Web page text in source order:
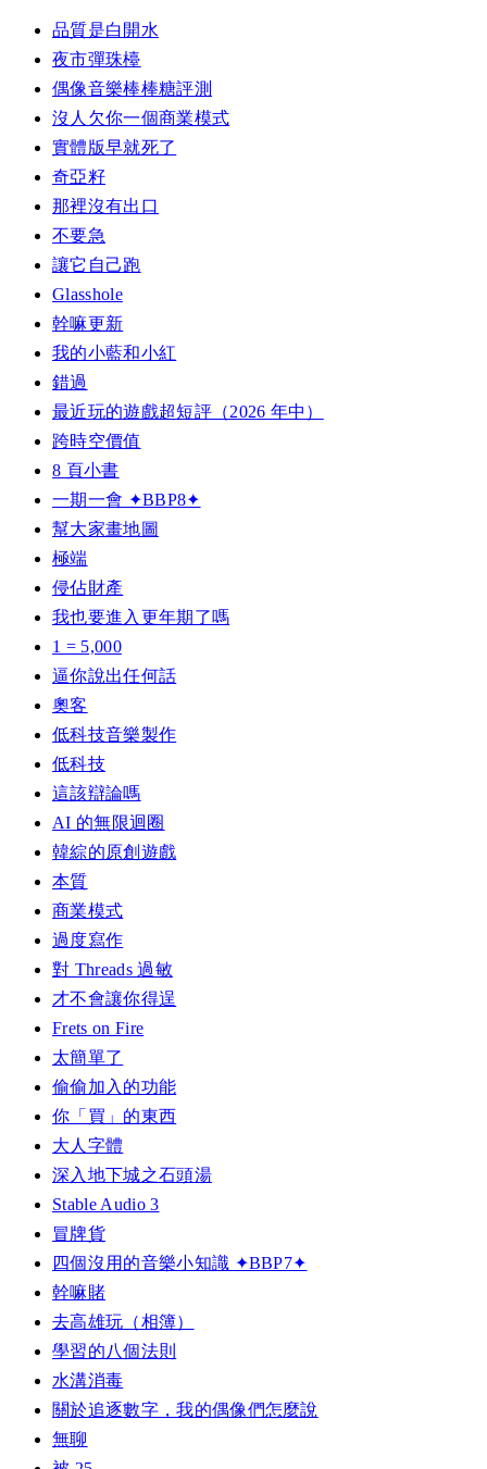
品質是白開水
夜市彈珠檯
偶像音樂棒棒糖評測
沒人欠你一個商業模式
實體版早就死了
奇亞籽
那裡沒有出口
不要急
讓它自己跑
Glasshole
幹嘛更新
我的小藍和小紅
錯過
最近玩的遊戲超短評（2026 年中）
跨時空價值
8 頁小書
一期一會 ✦BBP8✦
幫大家畫地圖
極端
侵佔財產
我也要進入更年期了嗎
1 = 5,000
逼你說出任何話
奧客
低科技音樂製作
低科技
這該辯論嗎
AI 的無限迴圈
韓綜的原創遊戲
本質
商業模式
過度寫作
對 Threads 過敏
才不會讓你得逞
Frets on Fire
太簡單了
偷偷加入的功能
你「買」的東西
大人字體
深入地下城之石頭湯
Stable Audio 3
冒牌貨
四個沒用的音樂小知識 ✦BBP7✦
幹嘛賭
去高雄玩（相簿）
學習的八個法則
水溝消毒
關於追逐數字，我的偶像們怎麼說
無聊